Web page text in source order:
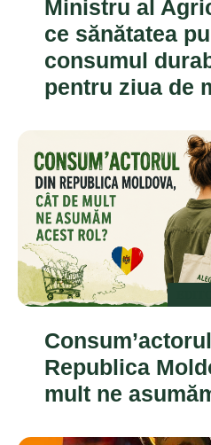
Ministru al
ce sănătatea
consumul
pentru ziua de
Republica
mult ne